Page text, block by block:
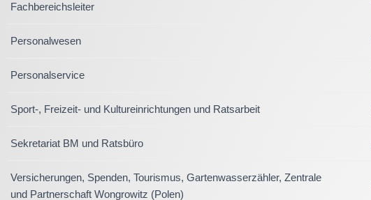
Fachbereichsleiter
Personalwesen
Personalservice
Sport-, Freizeit- und Kultureinrichtungen und Ratsarbeit
Sekretariat BM und Ratsbüro
Versicherungen, Spenden, Tourismus, Gartenwasserzähler, Zentrale
und Partnerschaft Wongrowitz (Polen)